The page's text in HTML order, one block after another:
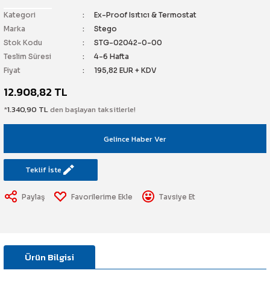
Etiketi
Markalama
Etiketi
& Barikat ve Toprakaltı
Termostat
İstasyonları
Sistemi
Kategori
Ex-Proof Isıtıcı & Termostat
Marka
Stego
Stok Kodu
STG-02042-0-00
Teslim Süresi
4-6 Hafta
Fiyat
195,82 EUR + KDV
12.908,82 TL
*1.340,90 TLden başlayan taksitlerle!
Gelince Haber Ver
Teklif İste
Tavsiye Et
Paylaş
Ürün Bilgisi